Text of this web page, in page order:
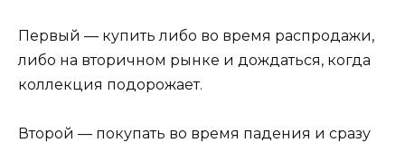
Первый — купить либо во время распродажи,
либо на вторичном рынке и дождаться, когда
коллекция подорожает.
Второй — покупать во время падения и сразу